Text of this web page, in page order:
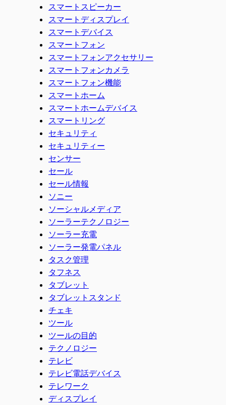
スマートスピーカー
スマートディスプレイ
スマートデバイス
スマートフォン
スマートフォンアクセサリー
スマートフォンカメラ
スマートフォン機能
スマートホーム
スマートホームデバイス
スマートリング
セキュリティ
セキュリティー
センサー
セール
セール情報
ソニー
ソーシャルメディア
ソーラーテクノロジー
ソーラー充電
ソーラー発電パネル
タスク管理
タフネス
タブレット
タブレットスタンド
チェキ
ツール
ツールの目的
テクノロジー
テレビ
テレビ電話デバイス
テレワーク
ディスプレイ